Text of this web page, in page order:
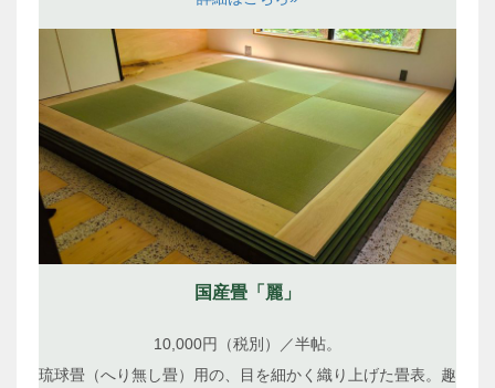
国産畳「麗」
10,000円（税別）／半帖。
琉球畳（へり無し畳）用の、目を細かく織り上げた畳表。趣